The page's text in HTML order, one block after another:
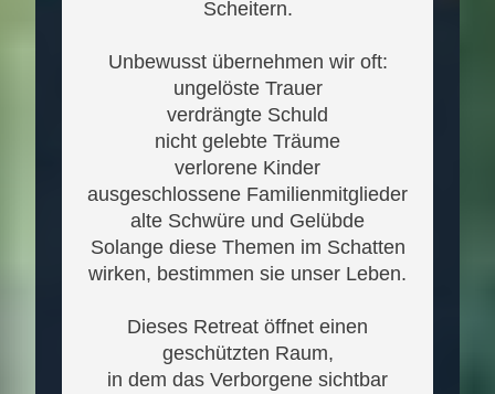
Scheitern.
Unbewusst übernehmen wir oft:
ungelöste Trauer
verdrängte Schuld
nicht gelebte Träume
verlorene Kinder
ausgeschlossene Familienmitglieder
alte Schwüre und Gelübde
Solange diese Themen im Schatten
wirken, bestimmen sie unser Leben.
Dieses Retreat öffnet einen
geschützten Raum,
in dem das Verborgene sichtbar